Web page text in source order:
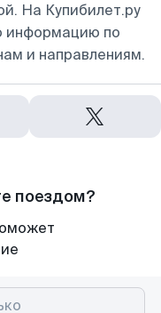
На Купибилет.ру
информацию по
и направлениям.
поездом?